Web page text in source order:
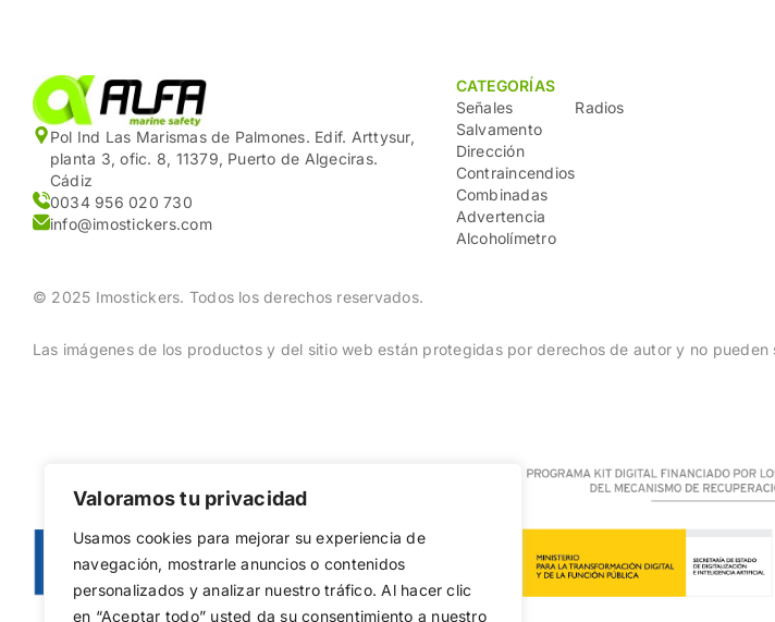
Valoramos tu privacidad
Usamos cookies para mejorar su experiencia de
navegación, mostrarle anuncios o contenidos
personalizados y analizar nuestro tráfico. Al hacer clic
en “Aceptar todo” usted da su consentimiento a nuestro
Pol Ind Las Marismas de Palmones. Edif. Arttysur,
planta 3, ofic. 8, 11379, Puerto de Algeciras.
Cádiz
0034 956 020 730
info@imostickers.com
CATEGORÍAS
Señales
Salvamento
Dirección
Contraincendios
Combinadas
Advertencia
Alcoholímetro
Radios
© 2025 Imostickers. Todos los derechos reservados.
Las imágenes de los productos y del sitio web están protegidas por derechos de autor y no